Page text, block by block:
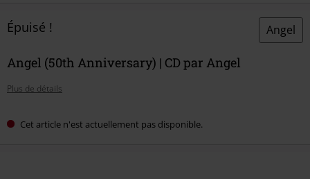
Épuisé ! Angel
Angel (50th Anniversary) | CD par Angel
Plus de détails
Cet article n'est actuellement pas disponible.